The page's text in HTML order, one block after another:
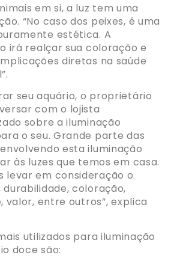
em si, a luz tem uma
“No caso dos peixes, é uma
estética. A
irá realçar sua coloração e
diretas na saúde
seu aquário, o proprietário
com o lojista
sobre a iluminação
o seu. Grande parte das
esta iluminação
às luzes que temos em casa.
levar em consideração o
durabilidade, coloração,
valor, entre outros”, explica
utilizados para iluminação
doce são: